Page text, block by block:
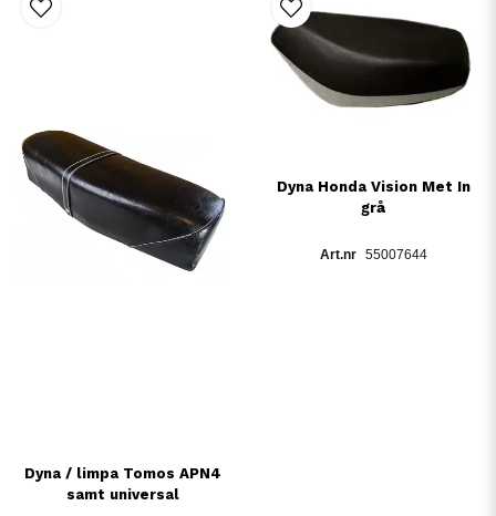
Dyna / limpa Tomos APN4
samt universal
Dyna Honda Vision Met In
grå
55007644